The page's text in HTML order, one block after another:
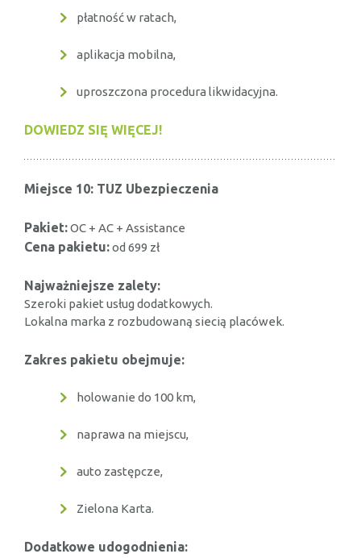
płatność w ratach,
aplikacja mobilna,
uproszczona procedura likwidacyjna.
DOWIEDZ SIĘ WIĘCEJ!
Miejsce 10: TUZ Ubezpieczenia
Pakiet:OC + AC + Assistance
Cena pakietu:od 699 zł
Najważniejsze zalety:
Szeroki pakiet usług dodatkowych.
Lokalna marka z rozbudowaną siecią placówek.
Zakres pakietu obejmuje:
holowanie do 100 km,
naprawa na miejscu,
auto zastępcze,
Zielona Karta.
Dodatkowe udogodnienia: